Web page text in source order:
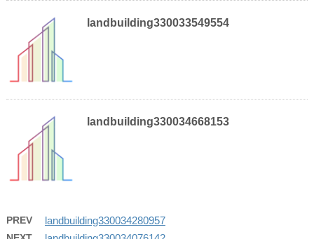
landbuilding330033549554
landbuilding330034668153
PREV landbuilding330034280957